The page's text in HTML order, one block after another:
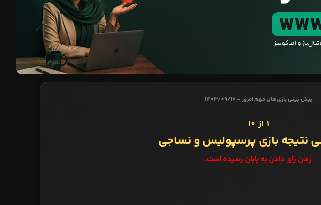
پیش بینی بازی‌های مهم امروز - 1403/09/17
1 از 10
نتیجه بازی پرسپولیس و نساجی
زمان رأی دادن به پایان رسیده است.